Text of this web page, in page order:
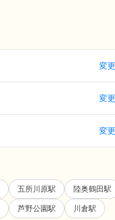
変更
変更
変更
五所川原駅 陸奥鶴田駅
芦野公園駅 川倉駅